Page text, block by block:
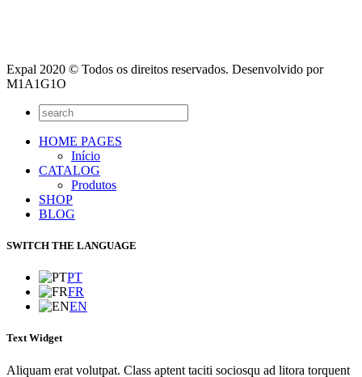
Expal 2020 © Todos os direitos reservados. Desenvolvido por
M1A1G1O
HOME PAGES
Início
CATALOG
Produtos
SHOP
BLOG
SWITCH THE LANGUAGE
PT
FR
EN
Text Widget
Aliquam erat volutpat. Class aptent taciti sociosqu ad litora torquent